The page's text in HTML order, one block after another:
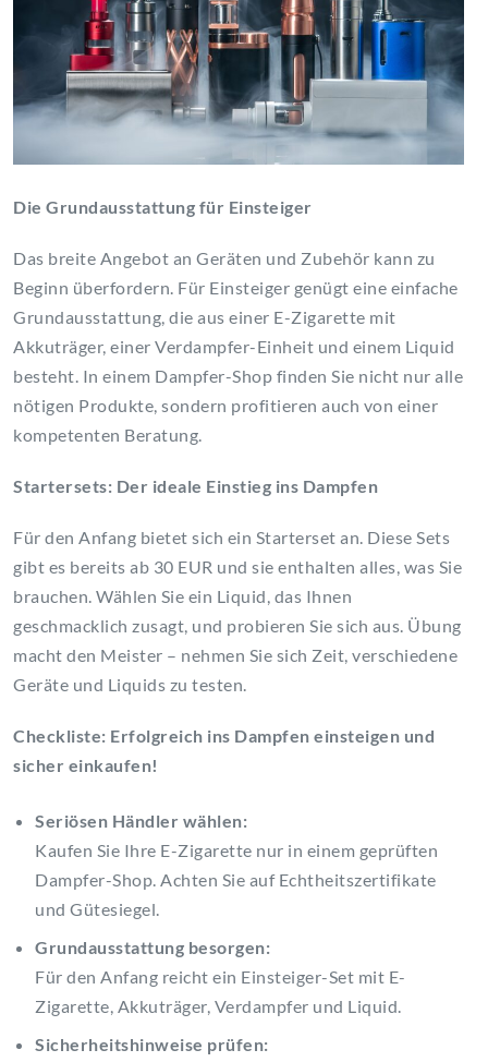
Die Grundausstattung für Einsteiger
Das breite Angebot an Geräten und Zubehör kann zu
Beginn überfordern. Für Einsteiger genügt eine einfache
Grundausstattung, die aus einer E-Zigarette mit
Akkuträger, einer Verdampfer-Einheit und einem Liquid
besteht. In einem Dampfer-Shop finden Sie nicht nur alle
nötigen Produkte, sondern profitieren auch von einer
kompetenten Beratung.
Startersets: Der ideale Einstieg ins Dampfen
Für den Anfang bietet sich ein Starterset an. Diese Sets
gibt es bereits ab 30 EUR und sie enthalten alles, was Sie
brauchen. Wählen Sie ein Liquid, das Ihnen
geschmacklich zusagt, und probieren Sie sich aus. Übung
macht den Meister – nehmen Sie sich Zeit, verschiedene
Geräte und Liquids zu testen.
Checkliste: Erfolgreich ins Dampfen einsteigen und
sicher einkaufen!
Seriösen Händler wählen:
Kaufen Sie Ihre E-Zigarette nur in einem geprüften
Dampfer-Shop. Achten Sie auf Echtheitszertifikate
und Gütesiegel.
Grundausstattung besorgen:
Für den Anfang reicht ein Einsteiger-Set mit E-
Zigarette, Akkuträger, Verdampfer und Liquid.
Sicherheitshinweise prüfen: